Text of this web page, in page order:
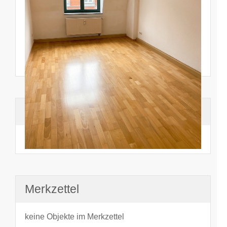
Suchhistorie
noch nichts angesehen
Merkzettel
keine Objekte im Merkzettel